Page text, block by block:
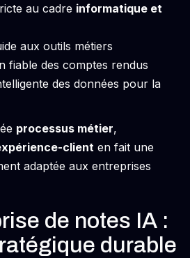
au cadre informatique et
aux outils métiers
fiable des comptes rendus
des données pour la
processus métier,
client en fait une
adaptée aux entreprises
de notes IA :
durable